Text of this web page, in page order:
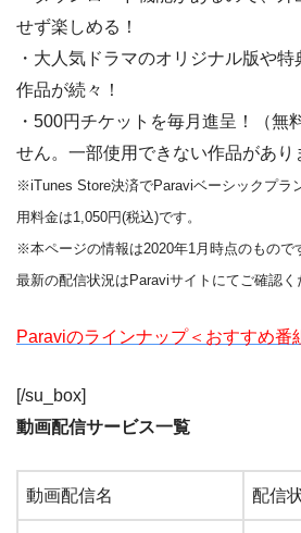
せず楽しめる！
・大人気ドラマのオリジナル版や
作品が続々！
・500円チケットを毎月進呈！（無
せん。一部使用できない作品があり
※iTunes Store決済でParaviベーシックプラ
用料金は1,050円(税込)です。
※本ページの情報は2020年1月時点のもので
最新の配信状況はParaviサイトにてご確認く
Paraviのラインナップ＜おすすめ番
[/su_box]
動画配信サービス一覧
動画配信名 配信